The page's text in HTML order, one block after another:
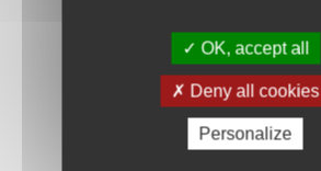
OK, accept all
Deny all cookies
Personalize